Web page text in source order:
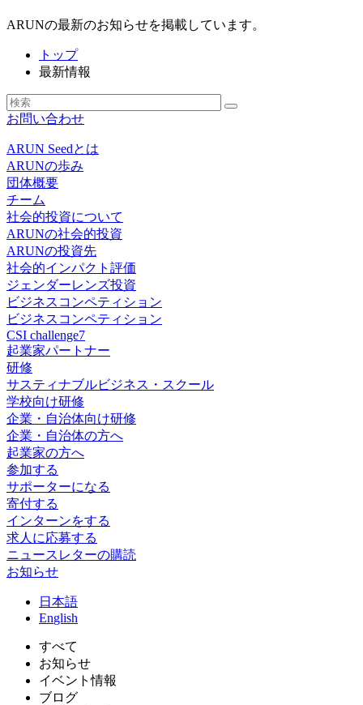
ARUNの最新のお知らせを掲載しています。
トップ
最新情報
お問い合わせ
ARUN Seedとは
ARUNの歩み
団体概要
チーム
社会的投資について
ARUNの社会的投資
ARUNの投資先
社会的インパクト評価
ジェンダーレンズ投資
ビジネスコンペティション
ビジネスコンペティション
CSI challenge7
起業家パートナー
研修
サスティナブルビジネス・スクール
学校向け研修
企業・自治体向け研修
企業・自治体の方へ
起業家の方へ
参加する
サポーターになる
寄付する
インターンをする
求人に応募する
ニュースレターの購読
お知らせ
日 本語
English
すべて
お知らせ
イベント情報
ブログ